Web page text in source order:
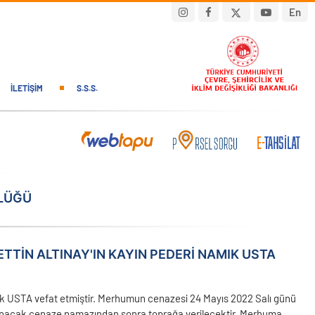
En
İLETIŞIM S.S.S.
ALTINAY'IN KAYIN PEDERI NAMIK USTA
vefat etmiştir. Merhumun cenazesi 24 Mayıs 2022 Salı günü